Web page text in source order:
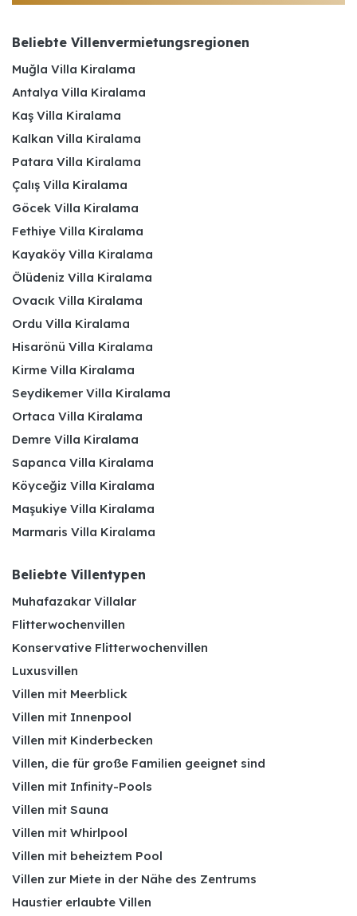
Beliebte Villenvermietungsregionen
Muğla Villa Kiralama
Antalya Villa Kiralama
Kaş Villa Kiralama
Kalkan Villa Kiralama
Patara Villa Kiralama
Çalış Villa Kiralama
Göcek Villa Kiralama
Fethiye Villa Kiralama
Kayaköy Villa Kiralama
Ölüdeniz Villa Kiralama
Ovacık Villa Kiralama
Ordu Villa Kiralama
Hisarönü Villa Kiralama
Kirme Villa Kiralama
Seydikemer Villa Kiralama
Ortaca Villa Kiralama
Demre Villa Kiralama
Sapanca Villa Kiralama
Köyceğiz Villa Kiralama
Maşukiye Villa Kiralama
Marmaris Villa Kiralama
Beliebte Villentypen
Muhafazakar Villalar
Flitterwochenvillen
Konservative Flitterwochenvillen
Luxusvillen
Villen mit Meerblick
Villen mit Innenpool
Villen mit Kinderbecken
Villen, die für große Familien geeignet sind
Villen mit Infinity-Pools
Villen mit Sauna
Villen mit Whirlpool
Villen mit beheiztem Pool
Villen zur Miete in der Nähe des Zentrums
Haustier erlaubte Villen